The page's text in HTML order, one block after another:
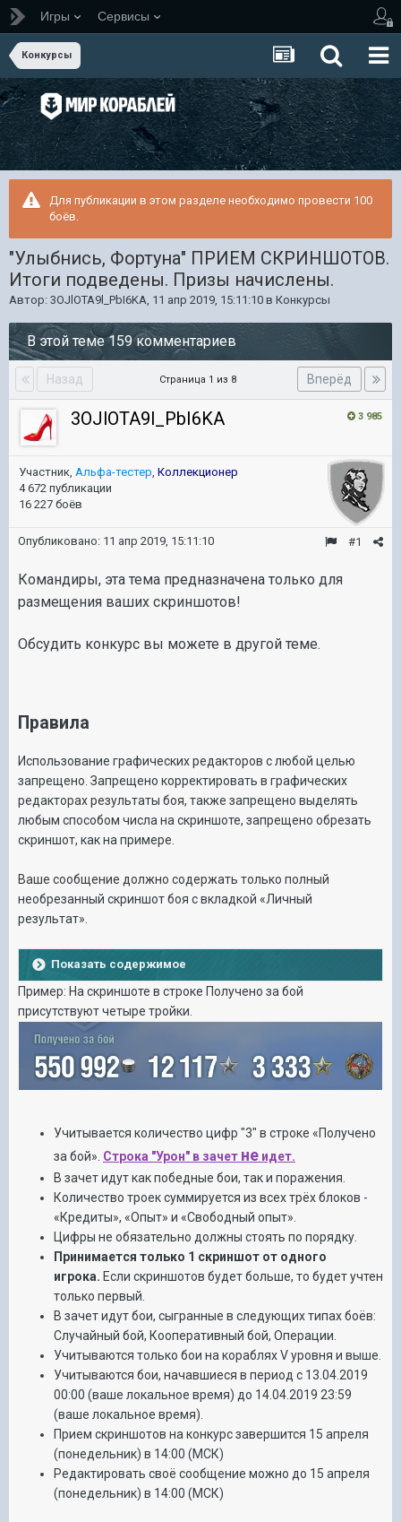
Игры Сервисы
Конкурсы
Для публикации в этом разделе необходимо провести 100
боёв.
"Улыбнись, Фортуна" ПРИЕМ СКРИНШОТОВ.
Итоги подведены. Призы начислены.
Автор: 3OJlOTA9l_PbI6KA, 11 апр 2019, 15:11:10 в Конкурсы
В этой теме 159 комментариев
Назад Вперёд
Страница 1 из 8
3 985
3OJlOTA9l_PbI6KA
Участник, Альфа-тестер, Коллекционер
4 672 публикации
16 227 боёв
#1
Опубликовано: 11 апр 2019, 15:11:10
Командиры, эта тема предназначена только для
размещения ваших скриншотов!
Обсудить конкурс вы можете в другой теме.
Правила
Использование графических редакторов с любой целью
запрещено. Запрещено корректировать в графических
редакторах результаты боя, также запрещено выделять
любым способом числа на скриншоте, запрещено обрезать
скриншот, как на примере.
Ваше сообщение должно содержать только полный
необрезанный скриншот боя с вкладкой «Личный
результат».
Показать содержимое
Пример: На скриншоте в строке Получено за бой
присутствуют четыре тройки.
Учитывается количество цифр "3" в строке «Получено
за бой». Строка "Урон" в зачет не идет.
В зачет идут как победные бои, так и поражения.
Количество троек суммируется из всех трёх блоков -
«Кредиты», «Опыт» и «Свободный опыт».
Цифры не обязательно должны стоять по порядку.
Принимается только 1 скриншот от одного
игрока. Если скриншотов будет больше, то будет учтен
только первый.
В зачет идут бои, сыгранные в следующих типах боёв:
Случайный бой, Кооперативный бой, Операции.
Учитываются только бои на кораблях V уровня и выше.
Учитываются бои, начавшиеся в период с 13.04.2019
00:00 (ваше локальное время) до 14.04.2019 23:59
(ваше локальное время).
Прием скриншотов на конкурс завершится 15 апреля
(понедельник) в 14:00 (МСК)
Редактировать своё сообщение можно до 15 апреля
(понедельник) в 14:00 (МСК)